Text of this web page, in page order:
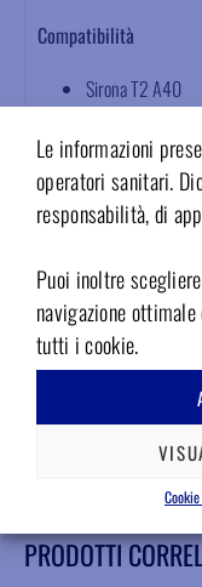
Le informazioni
operatori sanitari.
responsabilità, di
Puoi inoltre
navigazione
tutti i cookie.
Compatibilità
Sirona T2 A40
Sirona T3 E40
Sirona T3 E40L
Sirona T4 LINE
cuscinetti in
Perfettamente
Garanzia
Conformità agli
PRODOTTI